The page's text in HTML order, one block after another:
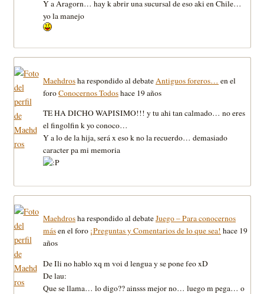
Y a Aragorn… hay k abrir una sucursal de eso aki en Chile…
yo la manejo
Maehdrosha respondido al debateAntiguos foreros… en el
foroConocernos Todoshace 19 años
TE HA DICHO WAPISIMO!!! y tu ahi tan calmado… no eres
el fingolfin k yo conoco…
Y a lo de la hija, será x eso k no la recuerdo… demasiado
caracter pa mi memoria
Maehdrosha respondido al debateJuego – Para conocernos
másen el foro ¡Preguntas y Comentarios de lo que sea! hace 19
años
De Ili no hablo xq m voi d lengua y se pone feo xD
De lau:
Que se llama… lo digo?? ainsss mejor no… luego m pega… o